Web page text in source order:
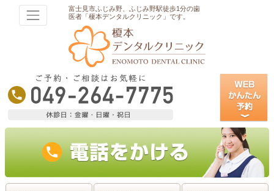
富士見市ふじみ野、ふじみ野駅徒歩1分の歯
医者「榎本デンタルクリニック」です。